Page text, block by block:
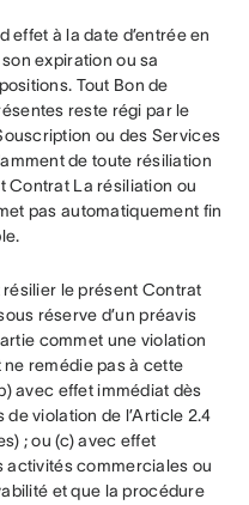
à la date d’entrée en
expiration ou sa
Tout Bon de
reste régi par le
ou des Services
de toute résiliation
Contrat La résiliation ou
pas automatiquement fin
le présent Contrat
réserve d’un préavis
commet une violation
remédie pas à cette
avec effet immédiat dès
violation de l’Article 2.4
; ou (c) avec effet
activités commerciales ou
et que la procédure